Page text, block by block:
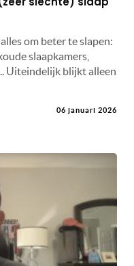
om beter te slapen:
slaapkamers,
Uiteindelijk blijkt alleen
06 januari 2026